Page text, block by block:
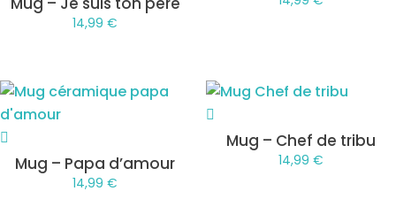
14,99€
Mug – Papa d’amour
14,99€
Mug – Chef de tribu
14,99 €